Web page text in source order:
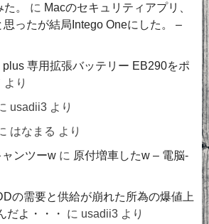
。
に Macのセキュリティアプリ、
ったが結局Intego Oneにした。 –
専用拡張バッテリー EB290をポ
より
usadii3 より
はなまる より
ンツーw に 原付増車したw – 電脳-
の需要と供給が崩れた所為の爆値上
だよ・・・
に usadii3 より